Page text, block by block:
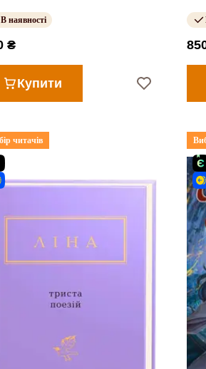
В наявності
₴
Купити
читачів